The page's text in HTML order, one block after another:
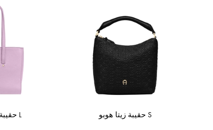
حقيبة آيفي تسوق L حقيبة زيتا هوبو S